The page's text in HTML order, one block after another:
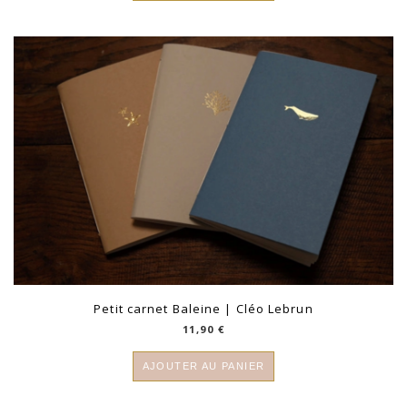
Petit carnet Baleine | Cléo Lebrun
11,90 €
AJOUTER AU PANIER